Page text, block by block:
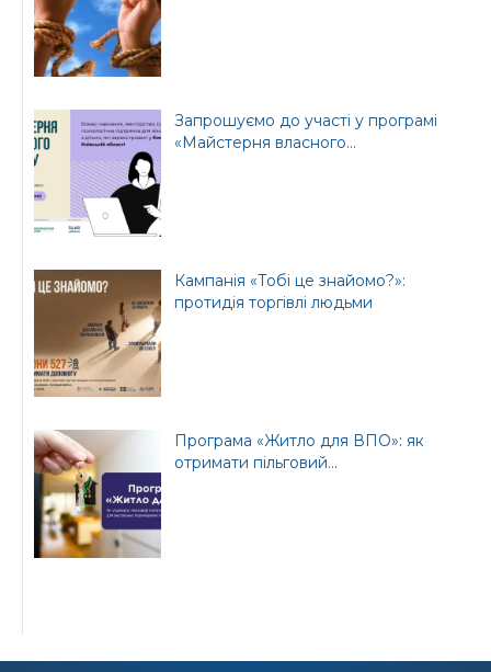
Запрошуємо до участі у програмі
«Майстерня власного...
Кампанія «Тобі це знайомо?»:
протидія торгівлі людьми
Програма «Житло для ВПО»: як
отримати пільговий...